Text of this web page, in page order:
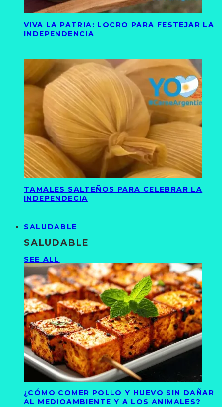
VIVA LA PATRIA: LOCRO PARA FESTEJAR LA
INDEPENDENCIA
TAMALES SALTEÑOS PARA CELEBRAR LA
INDEPENDECIA
SALUDABLE
SALUDABLE
SEE ALL
¿CÓMO COMER POLLO Y HUEVO SIN DAÑAR
AL MEDIOAMBIENTE Y A LOS ANIMALES?